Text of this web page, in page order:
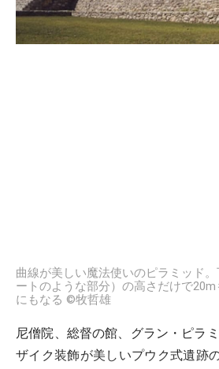
曲線が美しい魔法使いのピラミッド
ートのような部分）の高さだけで
にもなる ©牧哲雄
尼僧院、総督の館、グラン・ピラ
ザイク装飾が美しいプウク式遺跡